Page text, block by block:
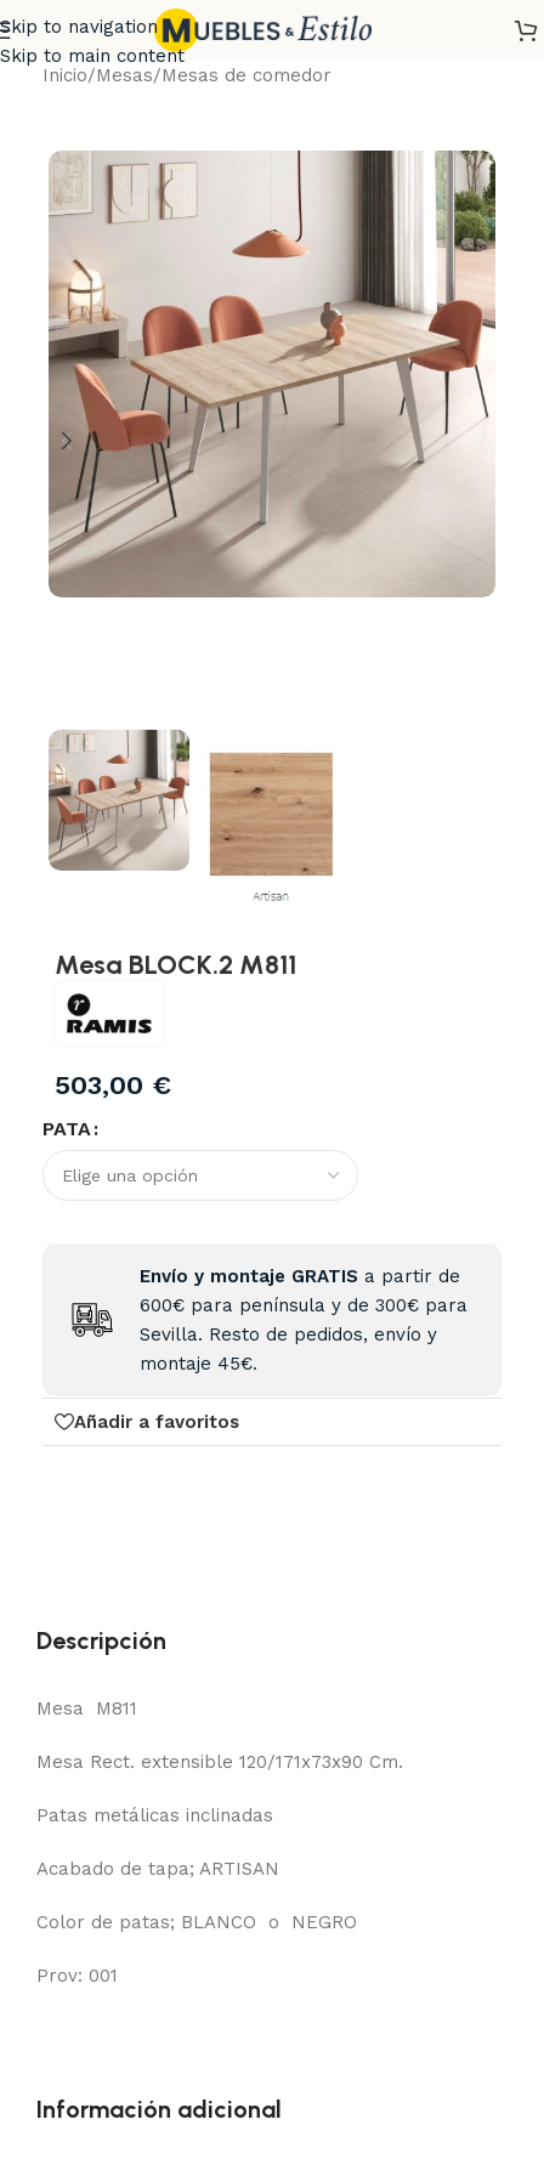
Skip to navigation
Skip to main content
Inicio/Mesas/Mesas de comedor
Mesa BLOCK.2 M811
503,00 €
PATA
Envío y montaje GRATIS a partir de
600€ para península y de 300€ para
Sevilla. Resto de pedidos, envío y
montaje 45€.
Añadir a favoritos
Descripción
Mesa M811
Mesa Rect. extensible 120/171x73x90 Cm.
Patas metálicas inclinadas
Acabado de tapa; ARTISAN
Color de patas; BLANCO o NEGRO
Prov: 001
Información adicional